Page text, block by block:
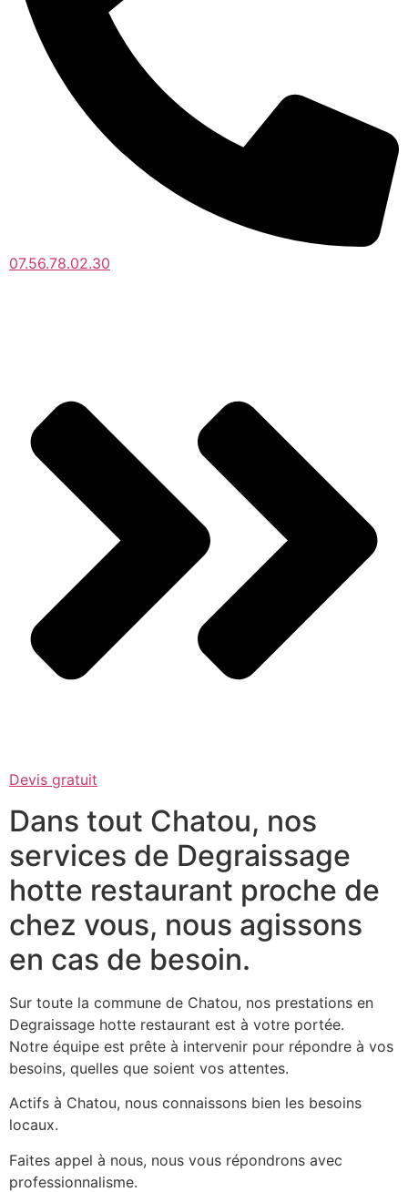
07.56.78.02.30
Devis gratuit
Dans tout Chatou, nos
services de Degraissage
hotte restaurant proche de
chez vous, nous agissons
en cas de besoin.
Sur toute la commune de Chatou, nos prestations en
Degraissage hotte restaurant est à votre portée.
Notre équipe est prête à intervenir pour répondre à vos
besoins, quelles que soient vos attentes.
Actifs à Chatou, nous connaissons bien les besoins
locaux.
Faites appel à nous, nous vous répondrons avec
professionnalisme.